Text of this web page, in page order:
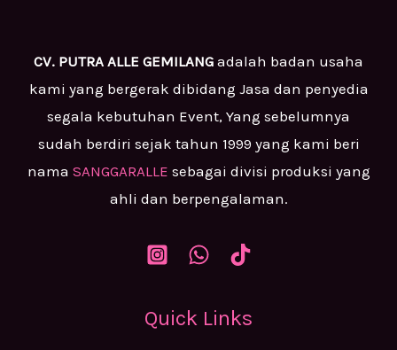
CV. PUTRA ALLE GEMILANG adalah badan usaha
kami yang bergerak dibidang Jasa dan penyedia
segala kebutuhan Event, Yang sebelumnya
sudah berdiri sejak tahun 1999 yang kami beri
nama SANGGARALLE sebagai divisi produksi yang
ahli dan berpengalaman.
Quick Links